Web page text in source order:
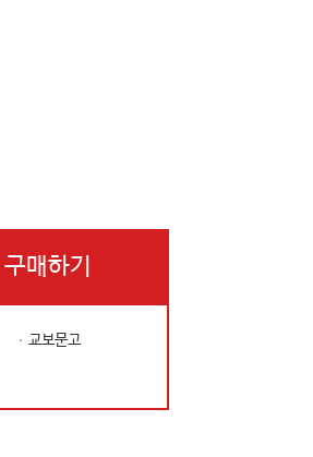
구매하기
교보문고